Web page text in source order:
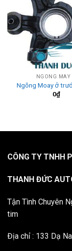
NGÕNG MAY
Ngõng Moay ở
0₫
CÔNG TY TNHH
THANH ĐỨC
Tận Tình Chuyên
tim
Địa chỉ : 133 Dạ